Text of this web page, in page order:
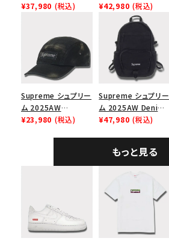
Shoulder Bag デニ
¥37,980 (税込)
Nike SB Dunk Low
ナイキ SB ダンク ロ
ー スニーカー ホワイ
¥42,980 (税込)
Supreme シュプリー
ム 2025AW
Overdyed Camp
¥23,980 (税込)
Supreme シュプリー
ム 2025AW Denim
Backpack デニム バ
¥47,980 (税込)
もっと見る